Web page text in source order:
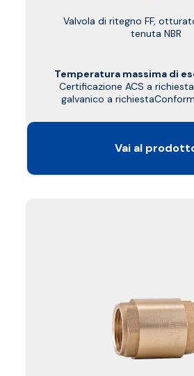
Valvola di ritegno FF,
tenuta NBR
Temperatura massima di
Certificazione ACS a
galvanico a
Vai al